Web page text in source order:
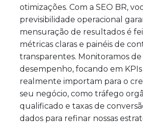
otimizações. Com a SEO BR,
previsibilidade operacional
mensuração de resultados é
métricas claras e painéis de
transparentes. Monitoramos
desempenho, focando em
realmente importam para o
seu negócio, como tráfego
qualificado e taxas de
dados para refinar nossas